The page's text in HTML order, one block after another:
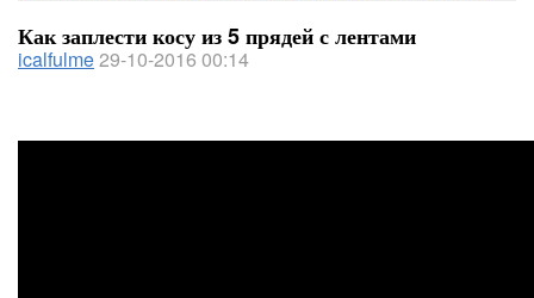
Как заплести косу из 5 прядей с лентами
icalfulme29-10-2016 00:14